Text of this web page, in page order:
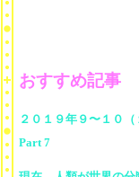
おすすめ記事
２０１９年９〜１０
Part 7